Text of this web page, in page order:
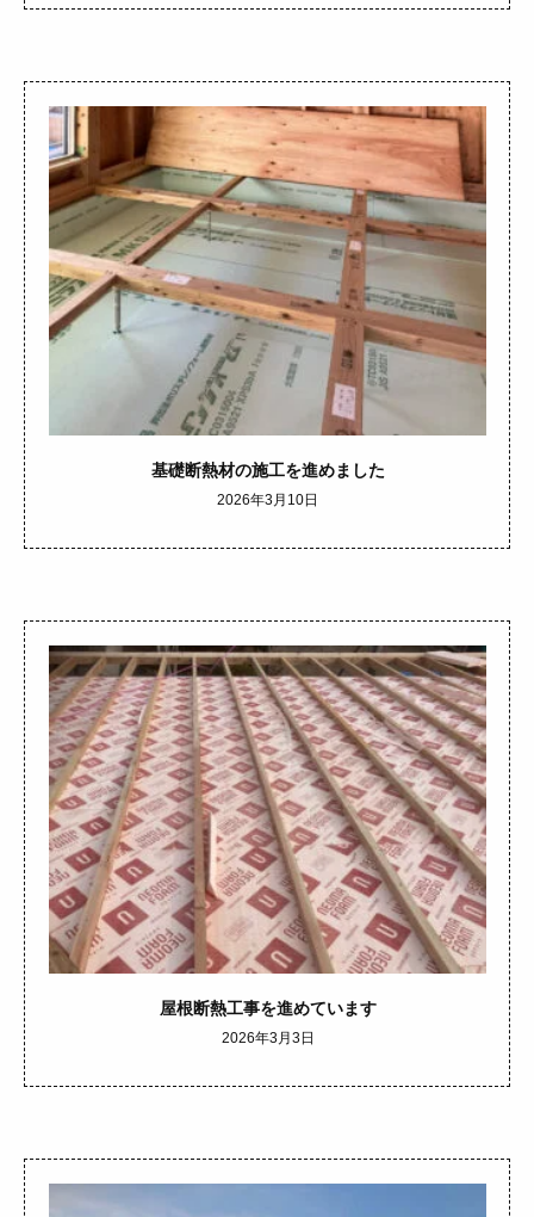
基礎断熱材の施工を進めました
2026年3月10日
屋根断熱工事を進めています
2026年3月3日